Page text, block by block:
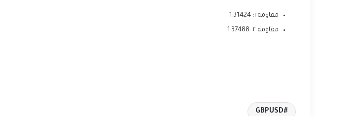
مقاومة ١: 1.31424
مقاومة ٢ :1.37488
GBPUSD